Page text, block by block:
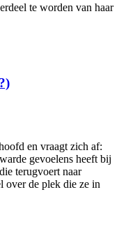
te worden van haar
en vraagt zich af:
gevoelens heeft bij
terugvoert naar
over de plek die ze in